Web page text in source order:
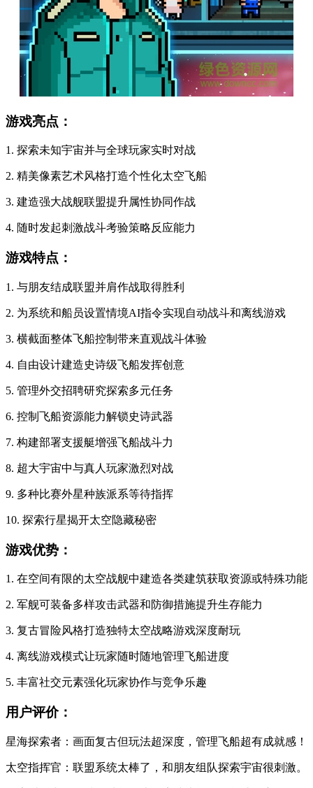
游戏亮点：
1. 探索未知宇宙并与全球玩家实时对战
2. 精美像素艺术风格打造个性化太空飞船
3. 建造强大战舰联盟提升属性协同作战
4. 随时发起刺激战斗考验策略反应能力
游戏特点：
1. 与朋友结成联盟并肩作战取得胜利
2. 为系统和船员设置情境AI指令实现自动战斗和离线游戏
3. 横截面整体飞船控制带来直观战斗体验
4. 自由设计建造史诗级飞船发挥创意
5. 管理外交招聘研究探索多元任务
6. 控制飞船资源能力解锁史诗武器
7. 构建部署支援艇增强飞船战斗力
8. 超大宇宙中与真人玩家激烈对战
9. 多种比赛外星种族派系等待指挥
10. 探索行星揭开太空隐藏秘密
游戏优势：
1. 在空间有限的太空战舰中建造各类建筑获取资源或特殊功能
2. 军舰可装备多样攻击武器和防御措施提升生存能力
3. 复古冒险风格打造独特太空战略游戏深度耐玩
4. 离线游戏模式让玩家随时随地管理飞船进度
5. 丰富社交元素强化玩家协作与竞争乐趣
用户评价：
星海探索者：画面复古但玩法超深度，管理飞船超有成就感！
太空指挥官：联盟系统太棒了，和朋友组队探索宇宙很刺激。